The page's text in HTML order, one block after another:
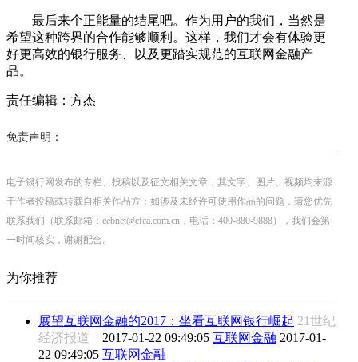
最后来个正能量的结尾吧。作为用户的我们，当然是
希望这种跨界的合作能够顺利。这样，我们才会有体验更
好更高效的银行服务、以及更踏实规范的互联网金融产
品。
责任编辑：方杰
免责声明：
电子银行网发布的专栏、投稿以及征文相关文章，其文字、图片、视频均来源
于作者投稿或转载自相关作品方；如涉及未经许可使用作品的问题，请您优先
联系我们（联系邮箱：cebnet@cfca.com.cn，电话：400-880-9888），我们会第
一时间核实，谢谢配合。
为你推荐
展望互联网金融的2017：坐看互联网银行崛起 21世纪
经济报道 2017-01-22 09:49:05 互联网金融 2017-01-
22 09:49:05 互联网金融